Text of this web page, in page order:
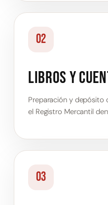
02
Libros y
Preparación y depósito
el Registro Mercantil
03